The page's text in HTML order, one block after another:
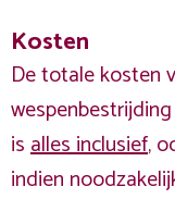
Kosten
De totale kosten
isalles inclusief,
indien